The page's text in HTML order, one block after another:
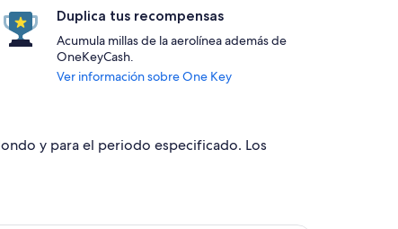
Duplica tus recompensas
Acumula millas de la aerolínea además de
OneKeyCash.
Ver información sobre One Key
y para el periodo especificado. Los